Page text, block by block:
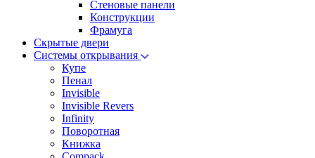
Стеновые панели
Конструкции
Фрамуга
Скрытые двери
Системы открывания
Купе
Пенал
Invisible
Invisible Revers
Infinity
Поворотная
Книжка